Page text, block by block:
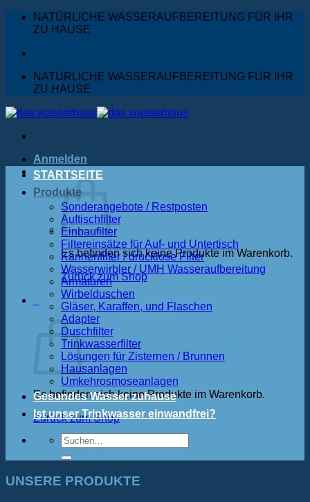
Zum
NATÜRLICHE WASSERAUFBEREITUNG FÜR IHR
ZU HAUSE
NATÜRLICHE WASSERAUFBEREITUNG FÜR IHR
ZU HAUSE
Anmelden
Warenkorb /0,00
Es befinden sich keine Produkte im Warenkorb.
Zurück zum Shop
Warenkorb
Es befinden sich keine Produkte im Warenkorb.
Zurück zum Shop
STARTSEITE
Produkte
Sonderangebote / Restposten
Auftischfilter
Einbaufilter
Filtereinsätze für Auf- und Untertisch
Kannenfilter / drucklose Filter
Wasserwirbler / UMH Wasseraufbereitung
Armaturen
Wirbelduschen
Gläser, Karaffen, und Flaschen
Adapter
Duschfilter
Trinkwasserfilter
Lösungen für Zisternen / Brunnen
Hausanlagen
Umkehrosmoseanlagen
Gesundes Wasser zuhause
Ist unser Trinkwasser einwandfrei?
Suchen
nach:
UNSERE PRODUKTE